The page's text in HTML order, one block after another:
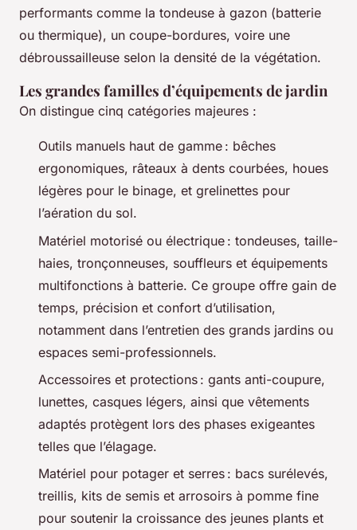
performants comme la tondeuse à gazon (batterie
ou thermique), un coupe-bordures, voire une
débroussailleuse selon la densité de la végétation.
Les grandes familles d’équipements de jardin
On distingue cinq catégories majeures :
Outils manuels haut de gamme : bêches
ergonomiques, râteaux à dents courbées, houes
légères pour le binage, et grelinettes pour
l’aération du sol.
Matériel motorisé ou électrique : tondeuses, taille-
haies, tronçonneuses, souffleurs et équipements
multifonctions à batterie. Ce groupe offre gain de
temps, précision et confort d’utilisation,
notamment dans l’entretien des grands jardins ou
espaces semi-professionnels.
Accessoires et protections : gants anti-coupure,
lunettes, casques légers, ainsi que vêtements
adaptés protègent lors des phases exigeantes
telles que l’élagage.
Matériel pour potager et serres : bacs surélevés,
treillis, kits de semis et arrosoirs à pomme fine
pour soutenir la croissance des jeunes plants et